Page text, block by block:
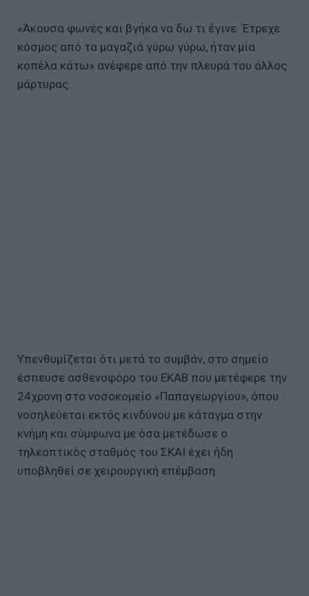
«Άκουσα φωνές και βγήκα να δω τι έγινε. Έτρεχε
κόσμος από τα μαγαζιά γύρω γύρω, ήταν μία
κοπέλα κάτω» ανέφερε από την πλευρά του άλλος
μάρτυρας.
Υπενθυμίζεται ότι μετά το συμβάν, στο σημείο
έσπευσε ασθενοφόρο του ΕΚΑΒ που μετέφερε την
24χρονη στο νοσοκομείο «Παπαγεωργίου», όπου
νοσηλεύεται εκτός κινδύνου με κάταγμα στην
κνήμη και σύμφωνα με όσα μετέδωσε ο
τηλεοπτικός σταθμός του ΣΚΑΙ έχει ήδη
υποβληθεί σε χειρουργική επέμβαση.